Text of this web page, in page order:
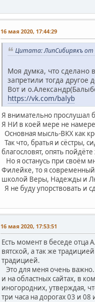
16 мая 2020, 17:44:29
Цитата: ЛипСибирякъ от
Моя думка, что сделано
запретили тогда другое
Вот и
https://vk.com/balyb
Я внимательно прослушал
Я НИ в коей мере не
Основная мысль-ВКХ как
Так что, братья и сёстры,
благословят, опять
Но я останусь при своём
Филейке, то я
школой Веры, Надежды и
Я не буду упорствовать и
16 мая 2020, 17:53:51
Есть момент в беседе отца
вятской, а так же
традицией.
Это для меня очень
и на областных сайтах, в
иногородних, утверждая,
три часа на дорогах 03 и